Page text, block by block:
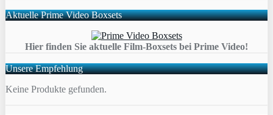
Aktuelle Prime Video Boxsets
Hier finden Sie aktuelle Film-Boxsets bei Prime Video!
Unsere Empfehlung
Keine Produkte gefunden.